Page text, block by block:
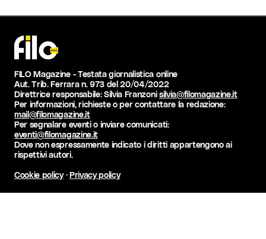
FILO Magazine - Testata giornalistica online
Aut. Trib. Ferrara n. 973 del 20/04/2022
Direttrice responsabile: Silvia Franzonisilvia@filomagazine.it
Per informazioni, richieste o per contattare la redazione:
mail@filomagazine.it
Per segnalare eventi o inviare comunicati:
eventi@filomagazine.it
Dove non espressamente indicato i diritti appartengono ai
rispettivi autori.
Cookie policy·Privacy policy